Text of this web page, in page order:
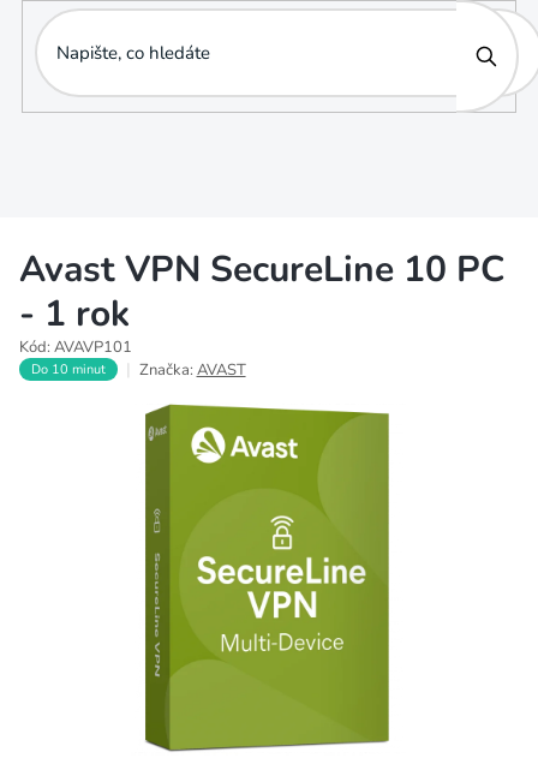
obsah
Avast VPN SecureLine 10 PC
- 1 rok
Kód: AVAVP101
Do 10 minut Značka: AVAST